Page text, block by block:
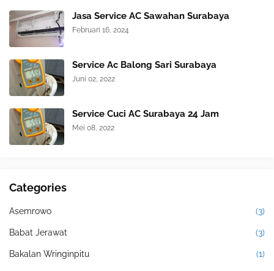
Jasa Service AC Sawahan Surabaya
Februari 16, 2024
Service Ac Balong Sari Surabaya
Juni 02, 2022
Service Cuci AC Surabaya 24 Jam
Mei 08, 2022
Categories
Asemrowo (3)
Babat Jerawat (3)
Bakalan Wringinpitu (1)